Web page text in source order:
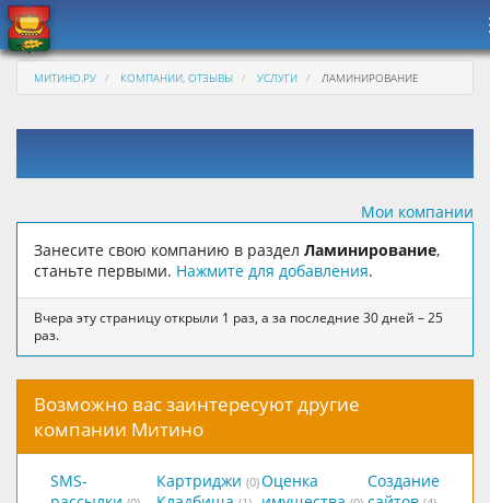
МИТИНО.РУ КОМПАНИИ, ОТЗЫВЫ УСЛУГИ ЛАМИНИРОВАНИЕ
Мои компании
Занесите свою компанию в раздел Ламинирование,
станьте первыми. Нажмите для добавления.
Вчера эту страницу открыли 1 раз, а за последние 30 дней – 25
раз.
Возможно вас заинтересуют другие
компании Митино
SMS-
Картриджи (0)Оценка
Создание